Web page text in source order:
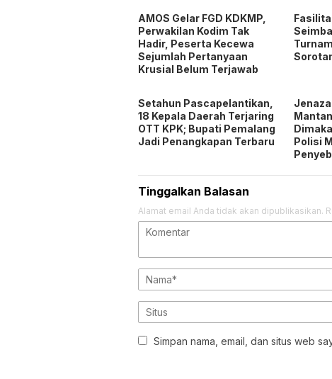
AMOS Gelar FGD KDKMP,
Perwakilan Kodim Tak
Hadir, Peserta Kecewa
Sejumlah Pertanyaan
Krusial Belum Terjawab
Setahun Pascapelantikan,
18 Kepala Daerah Terjaring
OTT KPK; Bupati Pemalang
Jadi Penangkapan Terbaru
Polisi
Tinggalkan Balasan
Alamat email Anda tidak akan dipublikasikan.
Simpan nama, email, dan situs web